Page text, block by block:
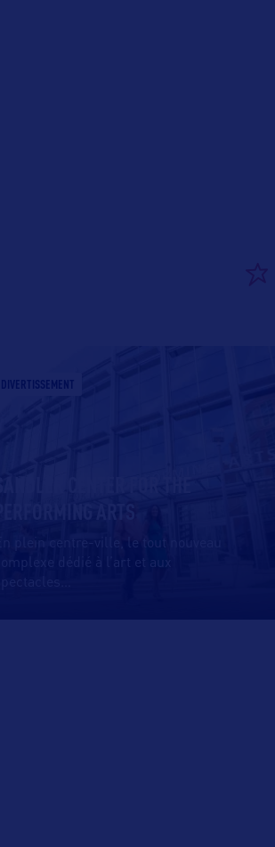
DIVERTISSEMENT
En plein centre-ville, le tout nouveau
complexe dédié à l’art et aux